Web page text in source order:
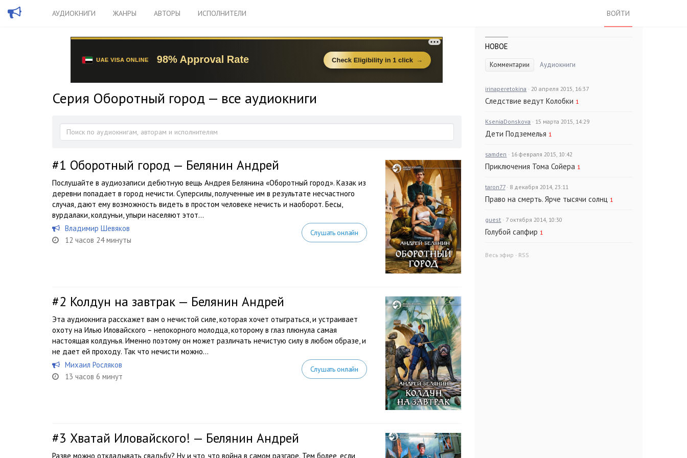
АУДИОКНИГИ ЖАНРЫ АВТОРЫ ИСПОЛНИТЕЛИ ВОЙТИ
Серия Оборотный город — все аудиокниги
#1 Оборотный город — Белянин Андрей
Послушайте в аудиозаписи дебютную вещь Андрея Белянина «Оборотный город». Казак из
деревни попадает в город нечисти. Суперсилы, полученные им в результате несчастного
случая, дают ему возможность видеть в простом человеке нечисть и наоборот. Бесы,
вурдалаки, колдуньи, упыри населяют этот...
Владимир Шевяков
12 часов 24 минуты
Слушать онлайн
#2 Колдун на завтрак — Белянин Андрей
Эта аудиокнига расскажет вам о нечистой силе, которая хочет отыграться, и устраивает
охоту на Илью Иловайского – непокорного молодца, которому в глаз плюнула самая
настоящая колдунья. Именно поэтому он может различать нечистую силу в любом образе, и
не дает ей проходу. Так что нечисти можно...
Михаил Росляков
13 часов 6 минут
Слушать онлайн
#3 Хватай Иловайского! — Белянин Андрей
Разве можно откладывать свадьбу? Ну и что, что война в самом разгаре. Тем более, если
НОВОЕ
Комментарии Аудиокниги
irinaperetokina · 20 апреля 2015, 16:37
Следствие ведут Колобки 1
KseniaDonskova · 15 марта 2015, 14:29
Дети Подземелья 1
samden · 16 февраля 2015, 10:42
Приключения Тома Сойера 1
taron77 · 8 декабря 2014, 23:11
Право на смерть. Ярче тысячи солнц 1
guest · 7 октября 2014, 10:30
Голубой сапфир 1
Весь эфир · RSS